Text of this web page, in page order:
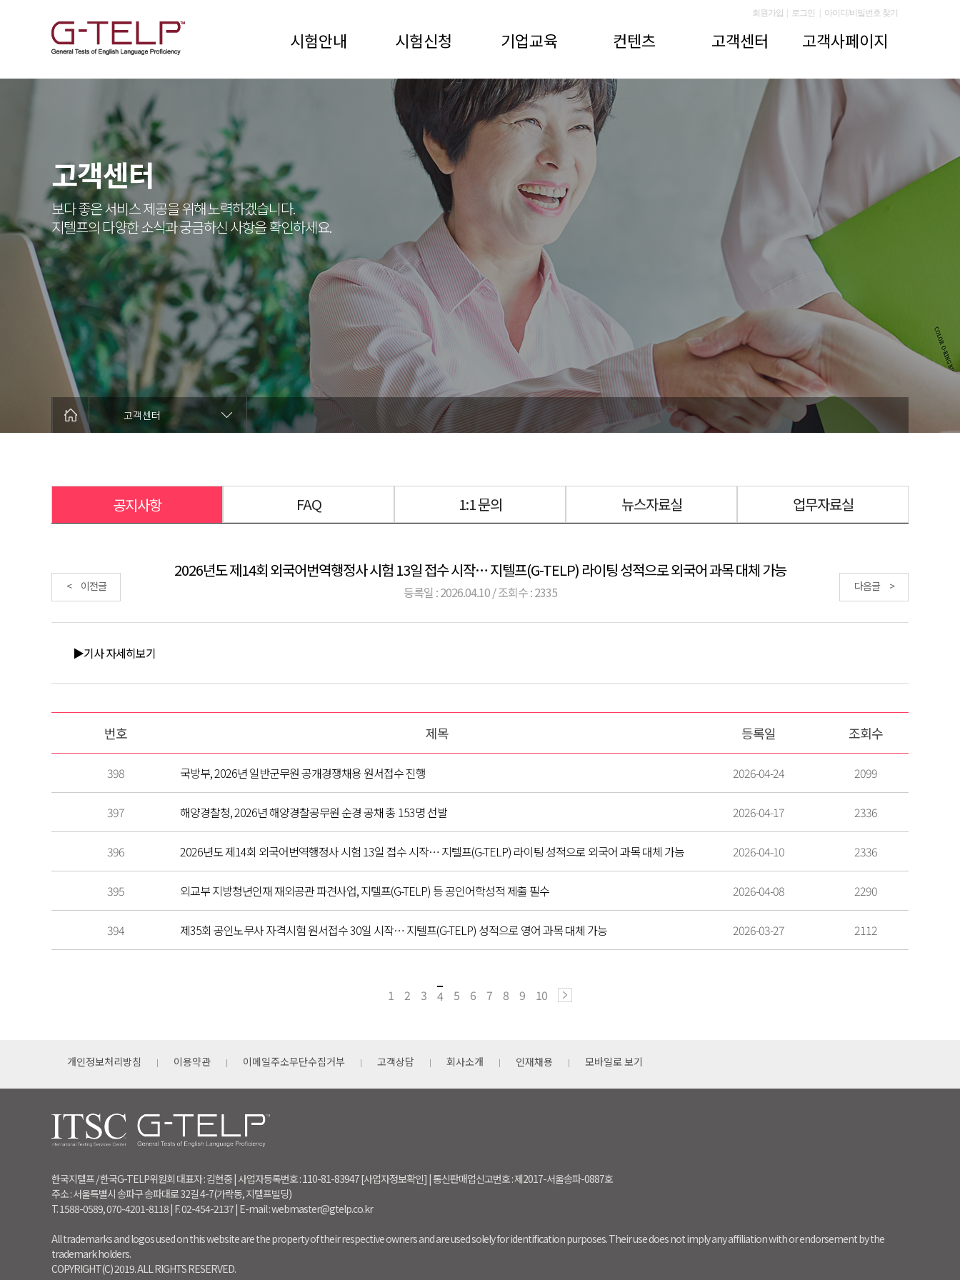
회원가입 로그인 아이디/비밀번호 찾기
시험안내 시험신청 기업교육 컨텐츠 고객센터 고객사페이지
고객센터
보다 좋은 서비스 제공을 위해 노력하겠습니다.
지텔프의 다양한 소식과 궁금하신 사항을 확인하세요.
고객센터
공지사항 FAQ 1:1 문의 뉴스자료실 업무자료실
2026년도 제14회 외국어번역행정사 시험 13일 접수 시작… 지텔프(G-TELP) 라이팅 성적으로 외국어 과목 대체 가능
등록일 : 2026.04.10 / 조회수 : 2335
< 이전글 다음글 >
▶기사 자세히보기
번호 제목 등록일 조회수
398 국방부, 2026년 일반군무원 공개경쟁채용 원서접수 진행 2026-04-24 2099
397 해양경찰청, 2026년 해양경찰공무원 순경 공채 총 153명 선발 2026-04-17 2336
396 2026년도 제14회 외국어번역행정사 시험 13일 접수 시작… 지텔프(G-TELP) 라이팅 성적으로 외국어 과목 대체 가능 2026-04-10 2336
395 외교부 지방청년인재 재외공관 파견사업, 지텔프(G-TELP) 등 공인어학성적 제출 필수 2026-04-08 2290
394 제35회 공인노무사 자격시험 원서접수 30일 시작… 지텔프(G-TELP) 성적으로 영어 과목 대체 가능 2026-03-27 2112
1 2 3 4 5 6 7 8 9 10
개인정보처리방침 이용약관 이메일주소무단수집거부 고객상담 회사소개 인재채용 모바일로 보기
한국지텔프 / 한국G-TELP위원회 대표자 : 김현중 | 사업자등록번호 : 110-81-83947 [사업자정보확인] | 통신판매업신고번호 : 제2017-서울송파-0887호
주소 : 서울특별시 송파구 송파대로 32길 4-7(가락동, 지텔프빌딩)
T. 1588-0589, 070-4201-8118 | F. 02-454-2137 | E-mail : webmaster@gtelp.co.kr
All trademarks and logos used on this website are the property of their respective owners and are used solely for identification purposes. Their use does not imply any affiliation with or endorsement by the
trademark holders.
COPYRIGHT(C) 2019. ALL RIGHTS RESERVED.